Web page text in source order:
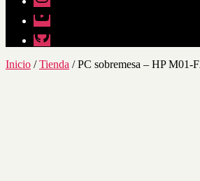
Youtube
Github
Inicio /Tienda / PC sobremesa – HP